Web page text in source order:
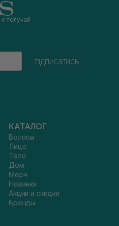
и получай
підписатись
КАТАЛОГ
Волосы
Лицо
Тело
Дом
Мерч
Новинки
Акции и скидки
Бренды